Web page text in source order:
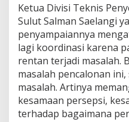
o
f
s
i
o
n
a
l
i
t
Ketua Divisi Teknis
Sulut Salman Saelangi
penyampaiannya
lagi koordinasi karena
rentan terjadi masalah.
masalah pencalonan
masalah. Artinya
kesamaan persepsi,
terhadap bagaimana